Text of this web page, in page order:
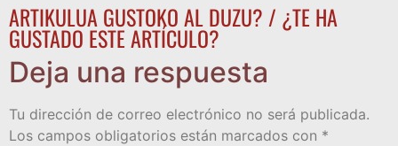
ARTIKULUA GUSTOKO AL DUZU? / ¿TE HA
GUSTADO ESTE ARTÍCULO?
Deja una respuesta
Tu dirección de correo electrónico no será publicada.
Los campos obligatorios están marcados con *